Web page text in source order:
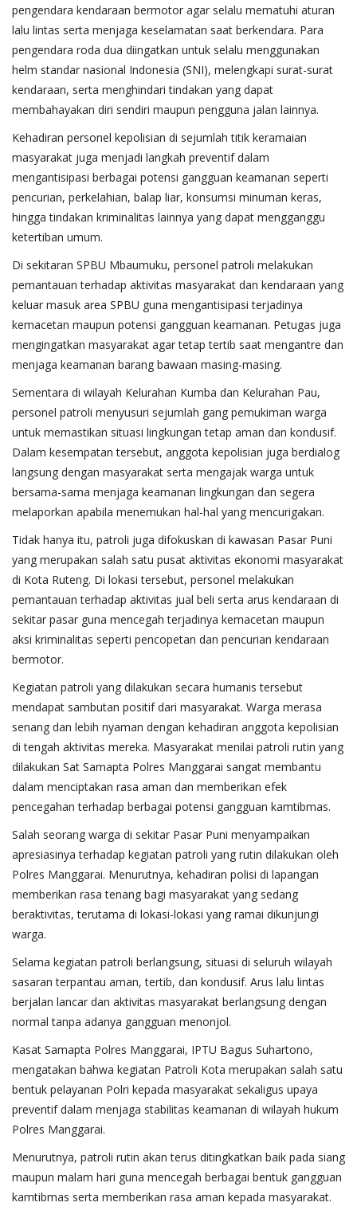
pengendara kendaraan bermotor agar selalu mematuhi aturan
lalu lintas serta menjaga keselamatan saat berkendara. Para
pengendara roda dua diingatkan untuk selalu menggunakan
helm standar nasional Indonesia (SNI), melengkapi surat-surat
kendaraan, serta menghindari tindakan yang dapat
membahayakan diri sendiri maupun pengguna jalan lainnya.
Kehadiran personel kepolisian di sejumlah titik keramaian
masyarakat juga menjadi langkah preventif dalam
mengantisipasi berbagai potensi gangguan keamanan seperti
pencurian, perkelahian, balap liar, konsumsi minuman keras,
hingga tindakan kriminalitas lainnya yang dapat mengganggu
ketertiban umum.
Di sekitaran SPBU Mbaumuku, personel patroli melakukan
pemantauan terhadap aktivitas masyarakat dan kendaraan yang
keluar masuk area SPBU guna mengantisipasi terjadinya
kemacetan maupun potensi gangguan keamanan. Petugas juga
mengingatkan masyarakat agar tetap tertib saat mengantre dan
menjaga keamanan barang bawaan masing-masing.
Sementara di wilayah Kelurahan Kumba dan Kelurahan Pau,
personel patroli menyusuri sejumlah gang pemukiman warga
untuk memastikan situasi lingkungan tetap aman dan kondusif.
Dalam kesempatan tersebut, anggota kepolisian juga berdialog
langsung dengan masyarakat serta mengajak warga untuk
bersama-sama menjaga keamanan lingkungan dan segera
melaporkan apabila menemukan hal-hal yang mencurigakan.
Tidak hanya itu, patroli juga difokuskan di kawasan Pasar Puni
yang merupakan salah satu pusat aktivitas ekonomi masyarakat
di Kota Ruteng. Di lokasi tersebut, personel melakukan
pemantauan terhadap aktivitas jual beli serta arus kendaraan di
sekitar pasar guna mencegah terjadinya kemacetan maupun
aksi kriminalitas seperti pencopetan dan pencurian kendaraan
bermotor.
Kegiatan patroli yang dilakukan secara humanis tersebut
mendapat sambutan positif dari masyarakat. Warga merasa
senang dan lebih nyaman dengan kehadiran anggota kepolisian
di tengah aktivitas mereka. Masyarakat menilai patroli rutin yang
dilakukan Sat Samapta Polres Manggarai sangat membantu
dalam menciptakan rasa aman dan memberikan efek
pencegahan terhadap berbagai potensi gangguan kamtibmas.
Salah seorang warga di sekitar Pasar Puni menyampaikan
apresiasinya terhadap kegiatan patroli yang rutin dilakukan oleh
Polres Manggarai. Menurutnya, kehadiran polisi di lapangan
memberikan rasa tenang bagi masyarakat yang sedang
beraktivitas, terutama di lokasi-lokasi yang ramai dikunjungi
warga.
Selama kegiatan patroli berlangsung, situasi di seluruh wilayah
sasaran terpantau aman, tertib, dan kondusif. Arus lalu lintas
berjalan lancar dan aktivitas masyarakat berlangsung dengan
normal tanpa adanya gangguan menonjol.
Kasat Samapta Polres Manggarai, IPTU Bagus Suhartono,
mengatakan bahwa kegiatan Patroli Kota merupakan salah satu
bentuk pelayanan Polri kepada masyarakat sekaligus upaya
preventif dalam menjaga stabilitas keamanan di wilayah hukum
Polres Manggarai.
Menurutnya, patroli rutin akan terus ditingkatkan baik pada siang
maupun malam hari guna mencegah berbagai bentuk gangguan
kamtibmas serta memberikan rasa aman kepada masyarakat.